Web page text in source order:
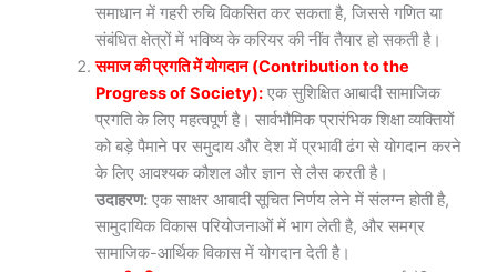
समाधान में गहरी रुचि विकसित कर सकता है, जिससे गणित या
संबंधित क्षेत्रों में भविष्य के करियर की नींव तैयार हो सकती है।
समाज की प्रगति में योगदान (Contribution to the
Progress of Society): एक सुशिक्षित आबादी सामाजिक
प्रगति के लिए महत्वपूर्ण है। सार्वभौमिक प्रारंभिक शिक्षा व्यक्तियों
को बड़े पैमाने पर समुदाय और देश में प्रभावी ढंग से योगदान करने
के लिए आवश्यक कौशल और ज्ञान से लैस करती है।
उदाहरण: एक साक्षर आबादी सूचित निर्णय लेने में संलग्न होती है,
सामुदायिक विकास परियोजनाओं में भाग लेती है, और समग्र
सामाजिक-आर्थिक विकास में योगदान देती है।